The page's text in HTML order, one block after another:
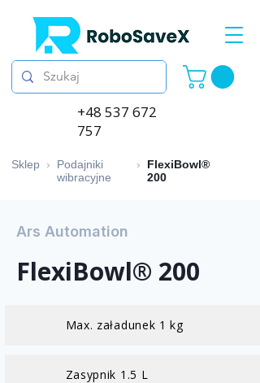
+48 537 672
757
Sklep ›
Podajniki
wibracyjne
›
FlexiBowl®
200
Ars Automation
FlexiBowl® 200
Max. załadunek 1 kg
Zasypnik 1.5 L